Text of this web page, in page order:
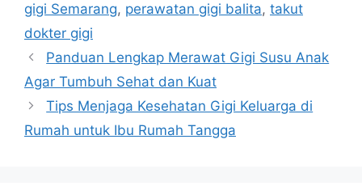
gigi Semarang, perawatan gigi balita, takut
dokter gigi
Panduan Lengkap Merawat Gigi Susu Anak
Agar Tumbuh Sehat dan Kuat
Tips Menjaga Kesehatan Gigi Keluarga di
Rumah untuk Ibu Rumah Tangga